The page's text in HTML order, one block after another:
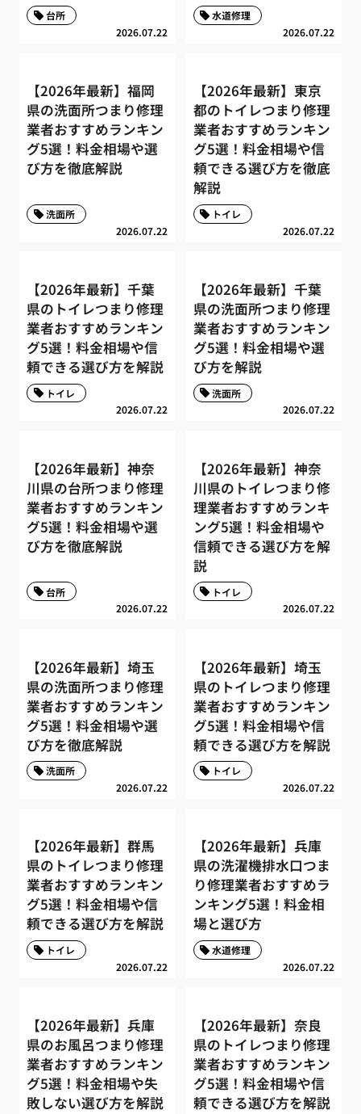
2026.07.22
台所
2026.07.22
水道修理
【2026年最新】福岡
県の洗面所つまり修理
業者おすすめランキン
グ5選！料金相場や選
び方を徹底解説
2026.07.22
洗面所
【2026年最新】東京
都のトイレつまり修理
業者おすすめランキン
グ5選！料金相場や信
頼できる選び方を徹底
解説
2026.07.22
トイレ
【2026年最新】千葉
県のトイレつまり修理
業者おすすめランキン
グ5選！料金相場や信
頼できる選び方を解説
2026.07.22
トイレ
【2026年最新】千葉
県の洗面所つまり修理
業者おすすめランキン
グ5選！料金相場や選
び方を解説
2026.07.22
洗面所
【2026年最新】神奈
川県の台所つまり修理
業者おすすめランキン
グ5選！料金相場や選
び方を徹底解説
2026.07.22
台所
【2026年最新】神奈
川県のトイレつまり修
理業者おすすめランキ
ング5選！料金相場や
信頼できる選び方を解
説
2026.07.22
トイレ
【2026年最新】埼玉
県の洗面所つまり修理
業者おすすめランキン
グ5選！料金相場や選
び方を徹底解説
2026.07.22
洗面所
【2026年最新】埼玉
県のトイレつまり修理
業者おすすめランキン
グ5選！料金相場や信
頼できる選び方を解説
2026.07.22
トイレ
【2026年最新】群馬
県のトイレつまり修理
業者おすすめランキン
グ5選！料金相場や信
頼できる選び方を解説
2026.07.22
トイレ
【2026年最新】兵庫
県の洗濯機排水口つま
り修理業者おすすめラ
ンキング5選！料金相
場と選び方
2026.07.22
水道修理
【2026年最新】兵庫
県のお風呂つまり修理
業者おすすめランキン
グ5選！料金相場や失
敗しない選び方を解説
【2026年最新】奈良
県のトイレつまり修理
業者おすすめランキン
グ5選！料金相場や信
頼できる選び方を解説